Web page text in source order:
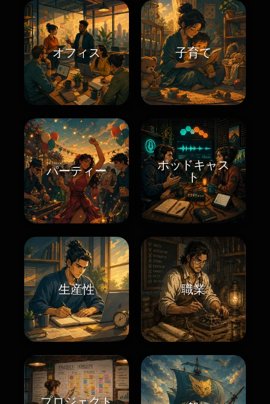
オフィス 子育て
パーティー
ポッドキャス
ト
生産性 職業